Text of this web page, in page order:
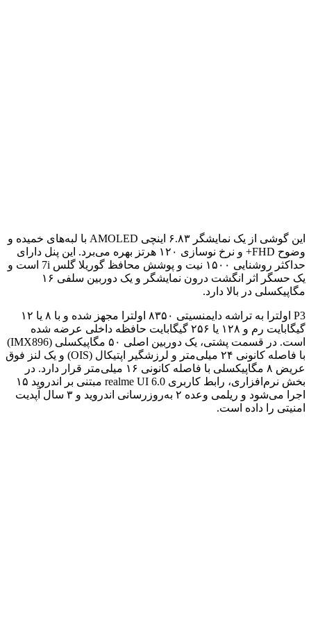
این گوشی از یک نمایشگر ۶.۸۳ اینچی AMOLED با لبه‌های خمیده و
وضوح FHD+ و نرخ نوسازی ۱۲۰ هرتز بهره می‌برد. این پنل دارای
حداکثر روشنایی ۱۵۰۰ نیت و پوشش محافظ گوریلا گلس 7i است و
یک حسگر اثر انگشت درون نمایشگر و یک دوربین سلفی ۱۶
مگاپیکسلی در بالا دارد.
P3 اولترا به تراشه دایمنسیتی ۸۳۵۰ اولترا مجهز شده و با ۸ یا ۱۲
گیگابایت رم و ۱۲۸ یا ۲۵۶ گیگابایت حافظه داخلی عرضه شده
است. در قسمت پشتی، یک دوربین اصلی ۵۰ مگاپیکسلی (IMX896)
با فاصله کانونی ۲۴ میلی‌متر و لرزشگیر اپتیکال (OIS) و یک لنز فوق
عریض ۸ مگاپیکسلی با فاصله کانونی ۱۶ میلی‌متر قرار دارد. در
بخش نرم‌افزاری، رابط کاربری realme UI 6.0 مبتنی بر اندروید ۱۵
اجرا می‌شود و ریلمی وعده ۲ به‌روزرسانی اندروید و ۳ سال آپدیت
امنیتی را داده است.